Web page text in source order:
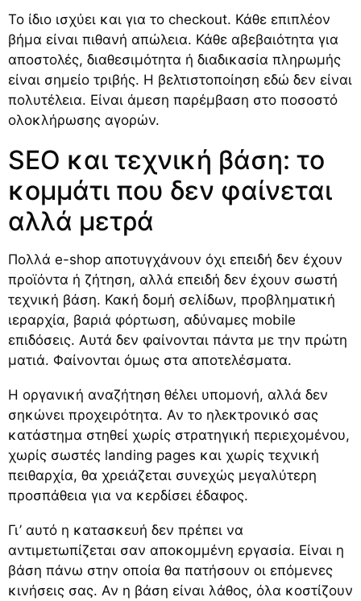
Το ίδιο ισχύει και για το checkout. Κάθε επιπλέον
βήμα είναι πιθανή απώλεια. Κάθε αβεβαιότητα για
αποστολές, διαθεσιμότητα ή διαδικασία πληρωμής
είναι σημείο τριβής. Η βελτιστοποίηση εδώ δεν είναι
πολυτέλεια. Είναι άμεση παρέμβαση στο ποσοστό
ολοκλήρωσης αγορών.
SEO και τεχνική βάση: το
κομμάτι που δεν φαίνεται
αλλά μετρά
Πολλά e-shop αποτυγχάνουν όχι επειδή δεν έχουν
προϊόντα ή ζήτηση, αλλά επειδή δεν έχουν σωστή
τεχνική βάση. Κακή δομή σελίδων, προβληματική
ιεραρχία, βαριά φόρτωση, αδύναμες mobile
επιδόσεις. Αυτά δεν φαίνονται πάντα με την πρώτη
ματιά. Φαίνονται όμως στα αποτελέσματα.
Η οργανική αναζήτηση θέλει υπομονή, αλλά δεν
σηκώνει προχειρότητα. Αν το ηλεκτρονικό σας
κατάστημα στηθεί χωρίς στρατηγική περιεχομένου,
χωρίς σωστές landing pages και χωρίς τεχνική
πειθαρχία, θα χρειάζεται συνεχώς μεγαλύτερη
προσπάθεια για να κερδίσει έδαφος.
Γι’ αυτό η κατασκευή δεν πρέπει να
αντιμετωπίζεται σαν αποκομμένη εργασία. Είναι η
βάση πάνω στην οποία θα πατήσουν οι επόμενες
κινήσεις σας. Αν η βάση είναι λάθος, όλα κοστίζουν